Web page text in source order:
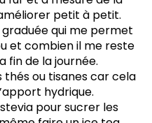
petit à petit.
qui me permet
et combien il me reste
fin de la journée.
ou tisanes car cela
hydrique.
pour sucrer les